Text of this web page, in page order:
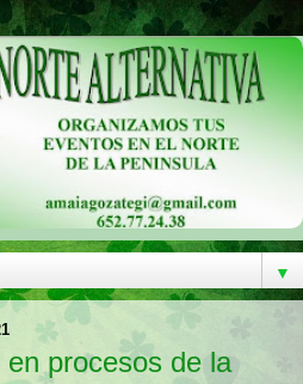
▼
procesos de la